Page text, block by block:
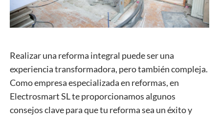
Realizar una reforma integral puede ser una
experiencia transformadora, pero también compleja.
Como empresa especializada en reformas, en
Electrosmart SL te proporcionamos algunos
consejos clave para que tu reforma sea un éxito y